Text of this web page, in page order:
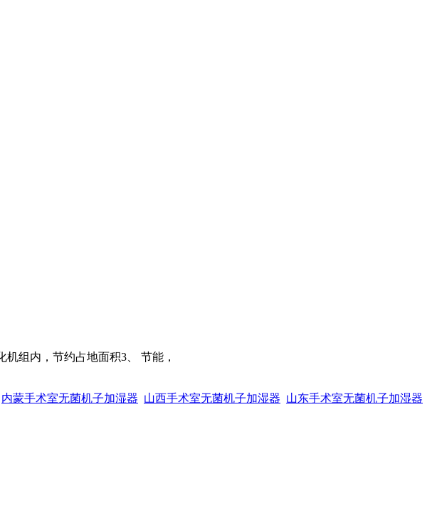
组内，节约占地面积3、 节能，
内蒙手术室无菌机子加湿器 山西手术室无菌机子加湿器 山东手术室无菌机子加湿器